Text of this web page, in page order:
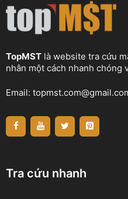
TopMST là website tra cứu
nhân một cách nhanh chóng
Email:
Tra cứu nhanh